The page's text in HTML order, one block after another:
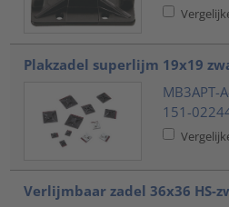
Plakzadel superlijm 19x19
MB3APT-
151-
Verlijmbaar zadel 36x36 HS-